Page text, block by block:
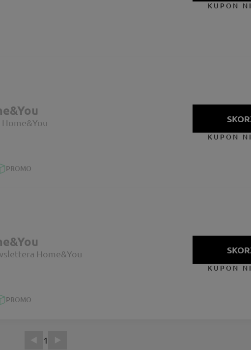
KUPON
Home&You
PROMO
KUPON
Home&You
PROMO
KUPON
1